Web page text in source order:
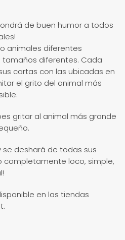
pondrá de buen humor a todos
animales diferentes
diferentes. Cada
cartas con las ubicadas en
el grito del animal más
gritar al animal más grande
se deshará de todas sus
completamente loco, simple,
en las tiendas